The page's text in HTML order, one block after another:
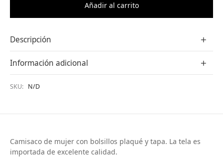
Añadir al carrito
Descripción
Información adicional
SKU: N/D
Camisaco de mujer con bolsillos plaqué y tapa. La tela es
importada de excelente calidad.